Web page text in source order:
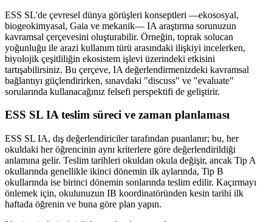
ESS SL'de çevresel dünya görüşleri konseptleri —ekososyal,
biogeokimyasal, Gaia ve mekanik— IA araştırma sorunuzun
kavramsal çerçevesini oluşturabilir. Örneğin, toprak solucan
yoğunluğu ile arazi kullanım türü arasındaki ilişkiyi incelerken,
biyolojik çeşitliliğin ekosistem işlevi üzerindeki etkisini
tartışabilirsiniz. Bu çerçeve, IA değerlendirmenizdeki kavramsal
bağlantıyı güçlendirirken, sınavdaki "discuss" ve "evaluate"
sorularında kullanacağınız felsefi perspektifi de geliştirir.
ESS SL IA teslim süreci ve zaman planlaması
ESS SL IA, dış değerlendiriciler tarafından puanlanır; bu, her
okuldaki her öğrencinin aynı kriterlere göre değerlendirildiği
anlamına gelir. Teslim tarihleri okuldan okula değişir, ancak Tip A
okullarında genellikle ikinci dönemin ilk aylarında, Tip B
okullarında ise birinci dönemin sonlarında teslim edilir. Kaçırmayı
önlemek için, okulunuzun IB koordinatöründen kesin tarihi ilk
haftada öğrenin ve buna göre plan yapın.